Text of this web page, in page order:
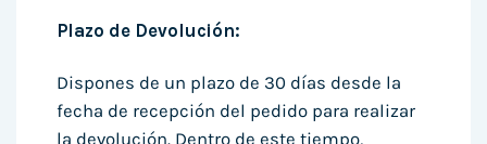
Plazo de Devolución:
Dispones de un plazo de 30 días desde la
fecha de recepción del pedido para realizar
la devolución. Dentro de este tiempo,